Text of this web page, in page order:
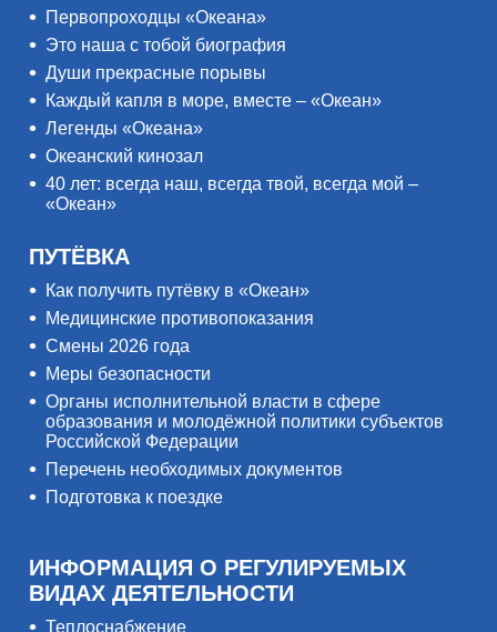
Первопроходцы «Океана»
Это наша с тобой биография
Души прекрасные порывы
Каждый капля в море, вместе – «Океан»
Легенды «Океана»
Океанский кинозал
40 лет: всегда наш, всегда твой, всегда мой –
«Океан»
ПУТЁВКА
Как получить путёвку в «Океан»
Медицинские противопоказания
Смены 2026 года
Меры безопасности
Органы исполнительной власти в сфере
образования и молодёжной политики субъектов
Российской Федерации
Перечень необходимых документов
Подготовка к поездке
ИНФОРМАЦИЯ О РЕГУЛИРУЕМЫХ
ВИДАХ ДЕЯТЕЛЬНОСТИ
Теплоснабжение